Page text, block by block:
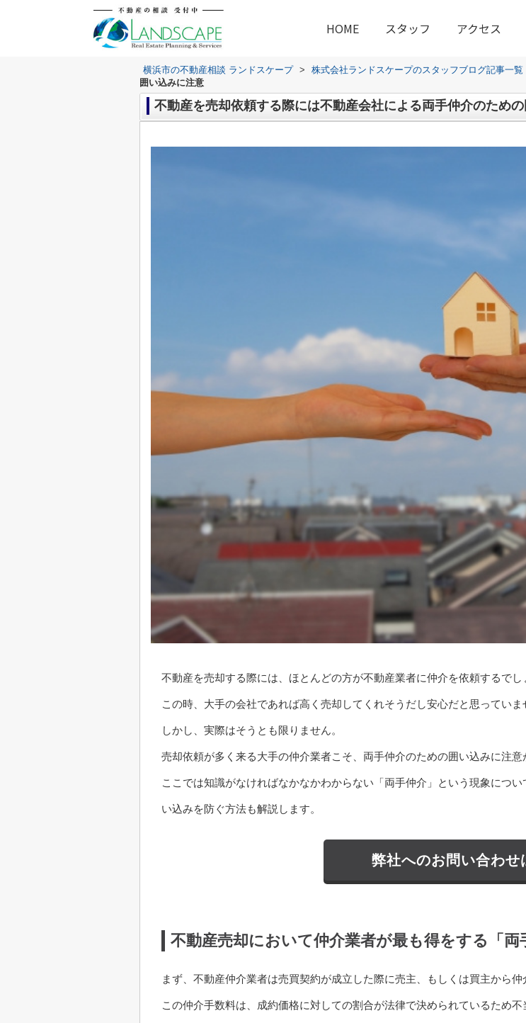
HOME スタッフ アクセス
横浜市の不動産相談 ランドスケープ > 株式会社ランドスケープのスタッフブログ記事一覧
囲い込みに注意
不動産を売却依頼する際には不動産会社による両手仲介のため
不動産を売却する際には、ほとんどの方が不動産業者に仲介を依頼するでし
この時、大手の会社であれば高く売却してくれそうだし安心だと思っていま
しかし、実際はそうとも限りません。
売却依頼が多く来る大手の仲介業者こそ、両手仲介のための囲い込みに注意
ここでは知識がなければなかなかわからない「両手仲介」という現象につ
い込みを防ぐ方法も解説します。
弊社へのお問い合わせ
不動産売却において仲介業者が最も得をする「両
まず、不動産仲介業者は売買契約が成立した際に売主、もしくは買主から
この仲介手数料は、成約価格に対しての割合が法律で決められているため不